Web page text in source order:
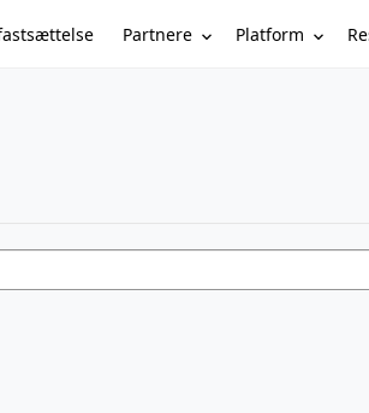
Partnere Platform